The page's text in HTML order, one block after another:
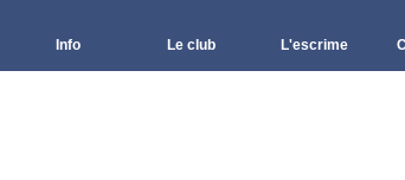
Info Le club L'escrime